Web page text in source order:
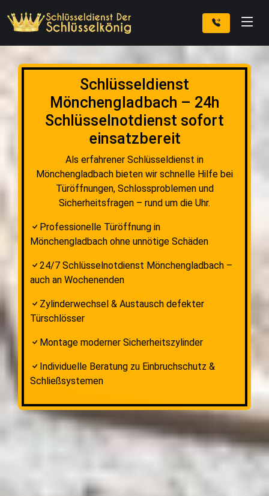
Schlüsseldienst
Mönchengladbach – 24h
Schlüsselnotdienst sofort
einsatzbereit
Als erfahrener Schlüsseldienst in
Mönchengladbach bieten wir schnelle Hilfe bei
Türöffnungen, Schlossproblemen und
Sicherheitsfragen – rund um die Uhr.
Professionelle Türöffnung in
Mönchengladbach ohne unnötige Schäden
24/7 Schlüsselnotdienst Mönchengladbach –
auch an Wochenenden
Zylinderwechsel & Austausch defekter
Türschlösser
Montage moderner Sicherheitszylinder
Individuelle Beratung zu Einbruchschutz &
Schließsystemen